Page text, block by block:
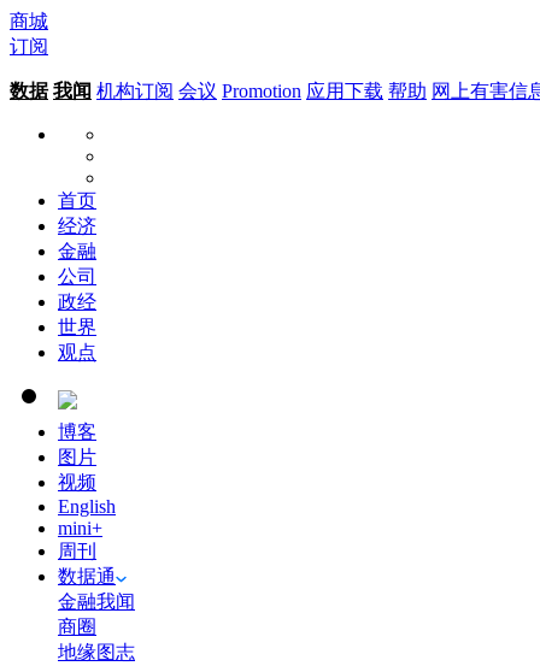
商城
订阅
数据 我闻 机构订阅 会议 Promotion 应用下载 帮助 网上有害信
首页
经济
金融
公司
政经
世界
观点
博客
图片
视频
English
mini+
周刊
数据通
金融我闻
商圈
地缘图志